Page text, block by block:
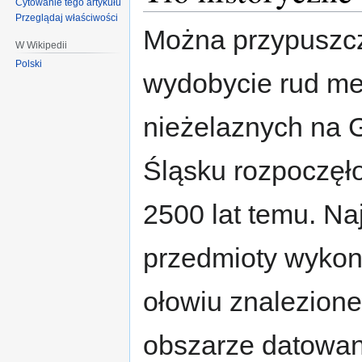
Można
wydobycie rud
nieżelaznych na
Śląsku
2500 lat temu.
przedmioty
ołowiu
obszarze
Przeglądaj właściwości
W Wikipedii
Polski